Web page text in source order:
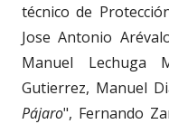
técnico de
Jose Antonio
Manuel Lechuga
Gutierrez, Manuel
Pájaro", Fernando